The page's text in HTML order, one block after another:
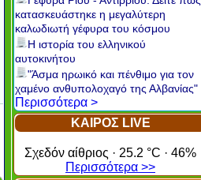
κατασκευάστηκε η μεγαλύτερη
καλωδιωτή γέφυρα του κόσμου
Η ιστορία του ελληνικού
αυτοκινήτου
"Άσμα ηρωικό και πένθιμο για τον
χαμένο ανθυπολοχαγό της Αλβανίας"
Περισσότερα >
ΚΑΙΡΟΣ LIVE
Σχεδόν αίθριος · 25.2 °C · 46%
Περισσότερα >>